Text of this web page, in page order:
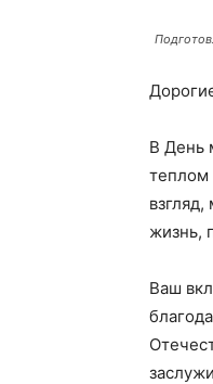
В День
теплом
жизнь,
Ваш